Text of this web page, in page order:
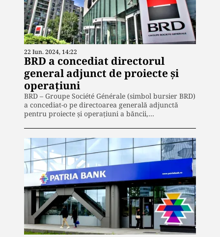
22 Iun. 2024, 14:22
BRD a concediat directorul
general adjunct de proiecte și
operațiuni
BRD – Groupe Société Générale (simbol bursier BRD)
a concediat-o pe directoarea generală adjunctă
pentru proiecte și operațiuni a băncii,…